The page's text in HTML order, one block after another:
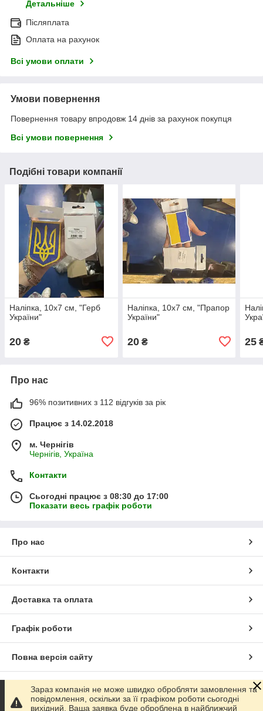
Детальніше
Післяплата
Оплата на рахунок
Всі умови оплати
Умови повернення
Повернення товару впродовж 14 днів за рахунок покупця
Всі умови повернення
Подібні товари компанії
Наліпка, 10х7 см, "Герб
України"
20 ₴
Наліпка, 10х7 см, "Прапор
України"
20₴ 25
Про нас
96% позитивних з 112 відгуків за рік
Працює з 14.02.2018
м. Чернігів
Чернігів, Україна
Контакти
Сьогодні працює з 08:30 до 17:00
Показати весь графік роботи
Про нас
Контакти
Доставка та оплата
Графік роботи
Повна версія сайту
Сайт створено на маркетплейсі Prom.ua
Зараз компанія не може швидко обробляти замовлення та
повідомлення, оскільки за її графіком роботи сьогодні
вихідний. Ваша заявка буде оброблена в найближчий